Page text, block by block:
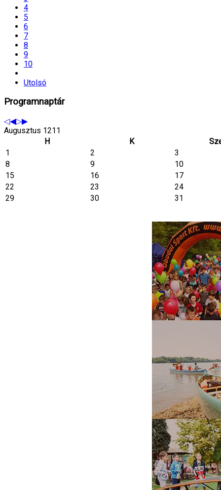
4
5
6
7
8
9
10
Utolsó
Programnaptár
Augusztus 1211
H
K
1
2
3
8
9
10
15
16
17
22
23
24
29
30 31